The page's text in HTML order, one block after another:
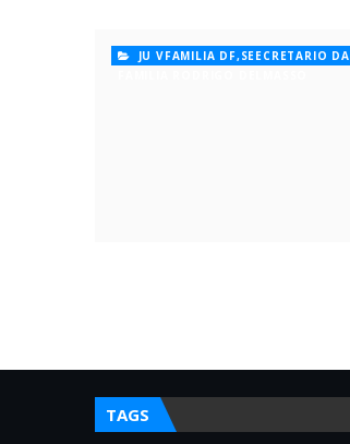
JU VFAMILIA DF,SEECRETARIO DA
TAGS